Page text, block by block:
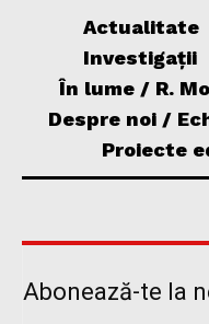
Actualitate
Investigații
În lume / R.
Despre noi /
Proiecte
Abonează-te la